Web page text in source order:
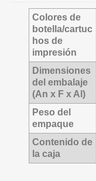
Colores de
botella/cartuc
hos de
impresión
Dimensiones
del embalaje
(An x F x Al)
Peso del
empaque
Contenido de
la caja